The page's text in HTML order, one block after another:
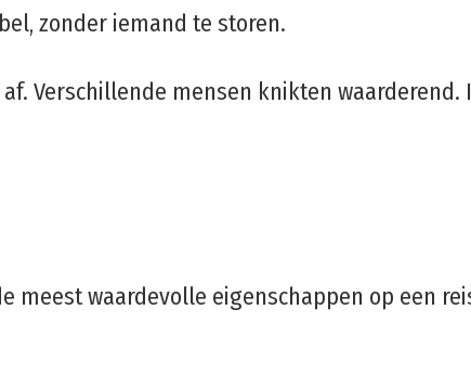
zonder iemand te storen.
Verschillende mensen knikten
meest waardevolle eigenschappen op een